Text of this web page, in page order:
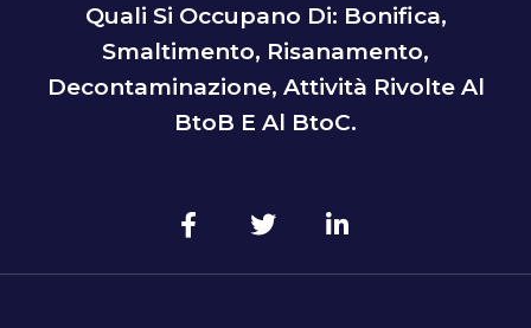
Quali Si Occupano Di: Bonifica,
Smaltimento, Risanamento,
Decontaminazione, Attività Rivolte Al
BtoB E Al BtoC.